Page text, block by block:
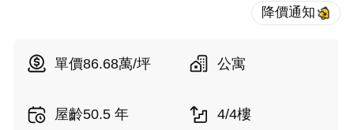
單價86.68萬/坪 公寓
屋齡50.5 年 4/4樓